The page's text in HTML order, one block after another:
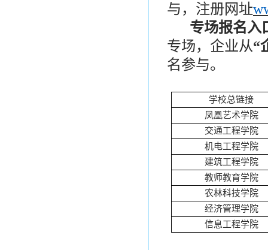
与，注册网址
专场报名入
专场，企业从“
名参与。
学校总链接
凤凰艺术学院
交通工程学院
机电工程学院
建筑工程学院
教师教育学院
农林科技学院
经济管理学院
信息工程学院